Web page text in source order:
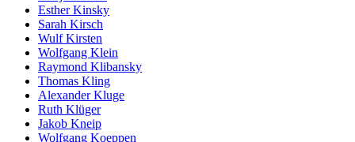
Esther Kinsky
Sarah Kirsch
Wulf Kirsten
Wolfgang Klein
Raymond Klibansky
Thomas Kling
Alexander Kluge
Ruth Klüger
Jakob Kneip
Wolfgang Koeppen